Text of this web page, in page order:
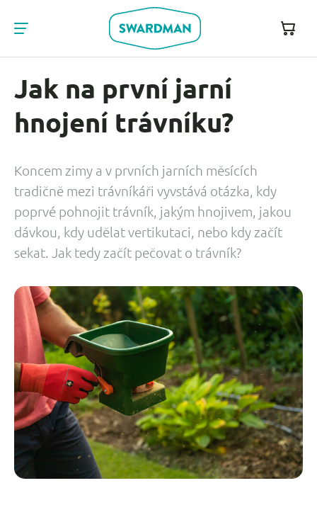
Jak na první jarní
hnojení trávníku?
Koncem zimy a v prvních jarních měsících
tradičně mezi trávníkáři vyvstává otázka, kdy
poprvé pohnojit trávník, jakým hnojivem, jakou
dávkou, kdy udělat vertikutaci, nebo kdy začít
sekat. Jak tedy začít pečovat o trávník?